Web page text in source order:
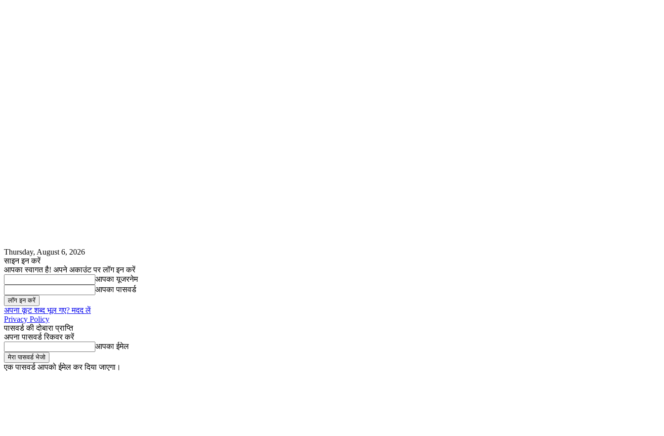
Thursday, August 6, 2026
साइन इन करें
आपका स्वागत है! अपने अकाउंट पर लॉग इन करें
आपका यूजरनेम
आपका पासवर्ड
अपना कूट शब्द भूल गए? मदद लें
Privacy Policy
पासवर्ड की दोबारा प्राप्ति
अपना पासवर्ड रिकवर करें
आपका ईमेल
एक पासवर्ड आपको ईमेल कर दिया जाएगा।